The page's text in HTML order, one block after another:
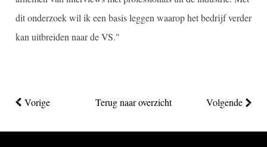
dit onderzoek wil ik een basis leggen waarop het bedrijf verder
kan uitbreiden naar de VS."
Vorige Terug naar overzicht Volgende